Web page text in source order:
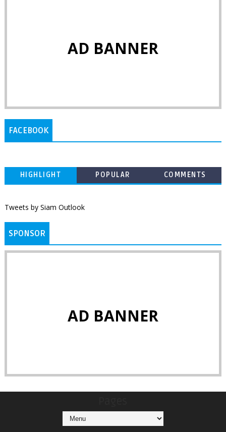
AD BANNER
FACEBOOK
HIGHLIGHT POPULAR COMMENTS
Tweets by Siam Outlook
SPONSOR
AD BANNER